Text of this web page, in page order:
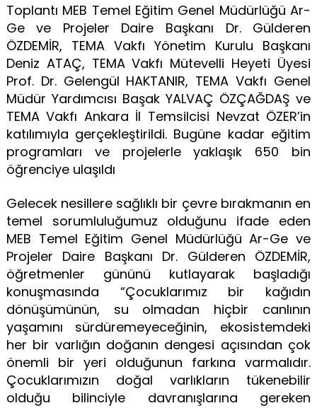
Toplantı MEB Temel Eğitim Genel Müdürlüğü Ar-
Ge ve Projeler Daire Başkanı Dr. Gülderen
ÖZDEMİR, TEMA Vakfı Yönetim Kurulu Başkanı
Deniz ATAÇ, TEMA Vakfı Mütevelli Heyeti Üyesi
Prof. Dr. Gelengül HAKTANIR, TEMA Vakfı Genel
Müdür Yardımcısı Başak YALVAÇ ÖZÇAĞDAŞ ve
TEMA Vakfı Ankara İl Temsilcisi Nevzat ÖZER’in
katılımıyla gerçekleştirildi. Bugüne kadar eğitim
programları ve projelerle yaklaşık 650 bin
öğrenciye ulaşıldı
Gelecek nesillere sağlıklı bir çevre bırakmanın en
temel sorumluluğumuz olduğunu ifade eden
MEB Temel Eğitim Genel Müdürlüğü Ar-Ge ve
Projeler Daire Başkanı Dr. Gülderen ÖZDEMİR,
öğretmenler gününü kutlayarak başladığı
konuşmasında “Çocuklarımız bir kağıdın
dönüşümünün, su olmadan hiçbir canlının
yaşamını sürdüremeyeceğinin, ekosistemdeki
her bir varlığın doğanın dengesi açısından çok
önemli bir yeri olduğunun farkına varmalıdır.
Çocuklarımızın doğal varlıkların tükenebilir
olduğu bilinciyle davranışlarına gereken